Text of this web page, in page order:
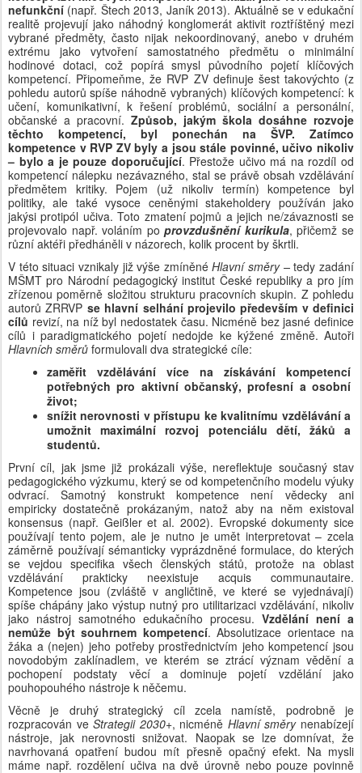
nefunkční (např. Štech 2013, Janík 2013). Aktuálně se v edukační
realitě projevují jako náhodný konglomerát aktivit roztříštěný mezi
vybrané předměty, často nijak nekoordinovaný, anebo v druhém
extrému jako vytvoření samostatného předmětu o minimální
hodinové dotaci, což popírá smysl původního pojetí klíčových
kompetencí. Připomeňme, že RVP ZV definuje šest takovýchto (z
pohledu autorů spíše náhodně vybraných) klíčových kompetencí: k
učení, komunikativní, k řešení problémů, sociální a personální,
občanské a pracovní. Způsob, jakým škola dosáhne rozvoje
těchto kompetencí, byl ponechán na ŠVP. Zatímco
kompetence v RVP ZV byly a jsou stále povinné, učivo nikoliv
– bylo a je pouze doporučující. Přestože učivo má na rozdíl od
kompetencí nálepku nezávazného, stal se právě obsah vzdělávání
předmětem kritiky. Pojem (už nikoliv termín) kompetence byl
politiky, ale také vysoce ceněnými stakeholdery používán jako
jakýsi protipól učiva. Toto zmatení pojmů a jejich ne/závaznosti se
projevovalo např. voláním po provzdušnění kurikula, přičemž se
různí aktéři předháněli v názorech, kolik procent by škrtli.
V této situaci vznikaly již výše zmíněné Hlavní směry – tedy zadání
MŠMT pro Národní pedagogický institut České republiky a pro jím
zřízenou poměrně složitou strukturu pracovních skupin. Z pohledu
autorů ZRRVP se hlavní selhání projevilo především v definici
cílů revizí, na níž byl nedostatek času. Nicméně bez jasné definice
Hlavních směrů formulovali dva strategické cíle:
zaměřit vzdělávání více na získávání kompetencí
potřebných pro aktivní občanský, profesní a osobní
život;
snížit nerovnosti v přístupu ke kvalitnímu vzdělávání a
umožnit maximální rozvoj potenciálu dětí, žáků a
studentů.
První cíl, jak jsme již prokázali výše, nereflektuje současný stav
pedagogického výzkumu, který se od kompetenčního modelu výuky
odvrací. Samotný konstrukt kompetence není vědecky ani
empiricky dostatečně prokázaným, natož aby na něm existoval
konsensus (např. Geißler et al. 2002). Evropské dokumenty sice
používají tento pojem, ale je nutno je umět interpretovat – zcela
záměrně používají sémanticky vyprázdněné formulace, do kterých
se vejdou specifika všech členských států, protože na oblast
vzdělávání prakticky neexistuje acquis communautaire.
Kompetence jsou (zvláště v angličtině, ve které se vyjednávají)
spíše chápány jako výstup nutný pro utilitarizaci vzdělávání, nikoliv
jako nástroj samotného edukačního procesu. Vzdělání není a
nemůže být souhrnem kompetencí. Absolutizace orientace na
žáka a (nejen) jeho potřeby prostřednictvím jeho kompetencí jsou
novodobým zaklínadlem, ve kterém se ztrácí význam vědění a
pochopení podstaty věcí a dominuje pojetí vzdělání jako
pouhopouhého nástroje k něčemu.
Věcně je druhý strategický cíl zcela namístě, podrobně je
rozpracován ve Strategii 2030+, nicméně Hlavní směry nenabízejí
nástroje, jak nerovnosti snižovat. Naopak se lze domnívat, že
navrhovaná opatření budou mít přesně opačný efekt. Na mysli
máme např. rozdělení učiva na dvě úrovně nebo pouze povinně